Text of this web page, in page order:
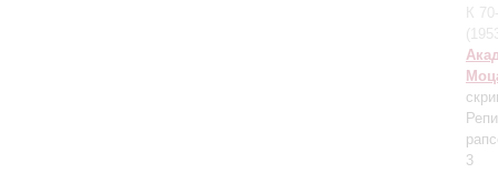
К
3